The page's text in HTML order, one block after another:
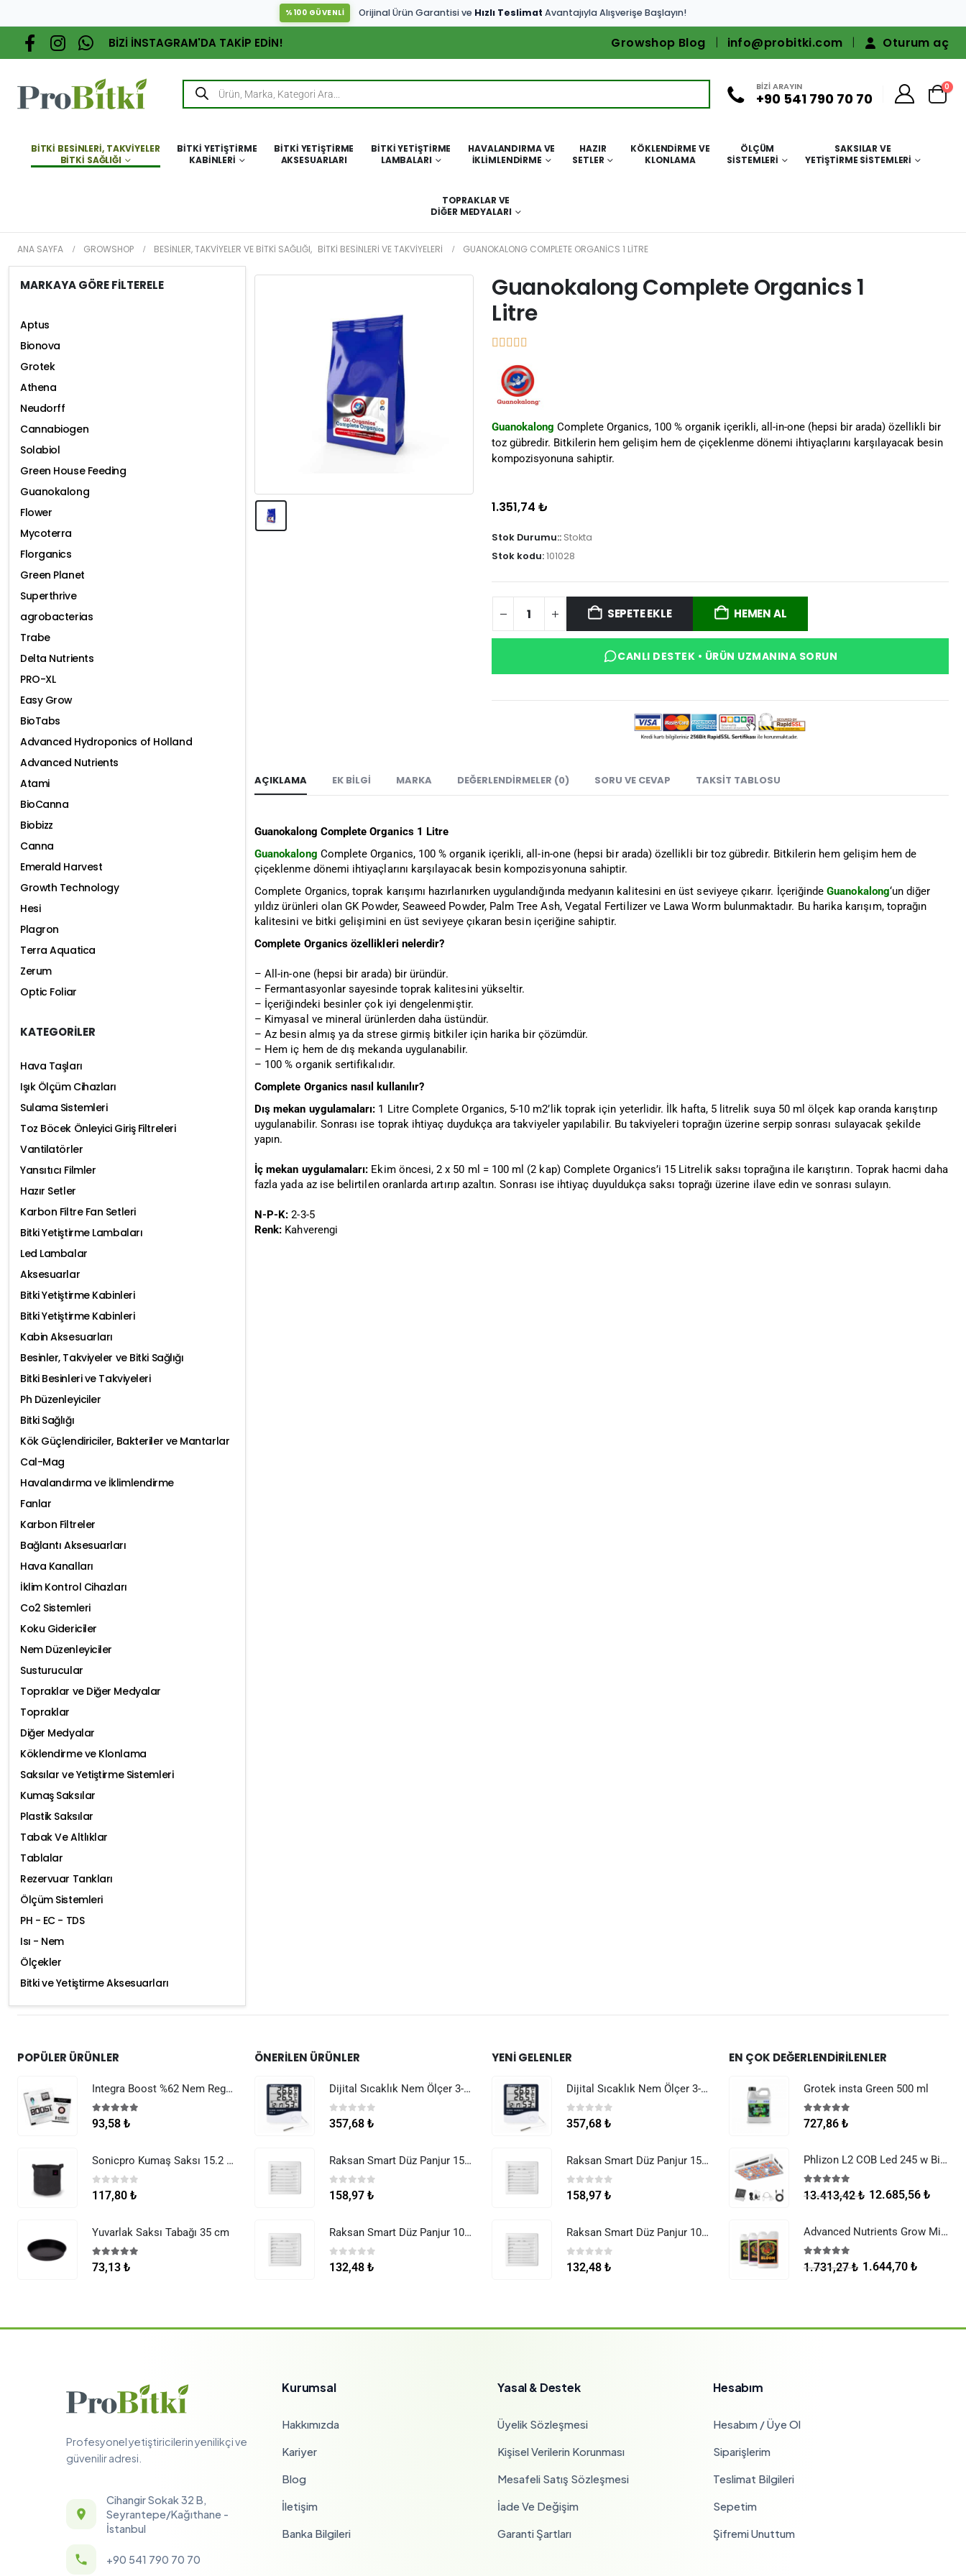
%100 GÜVENLİ Orijinal Ürün Garantisi ve Hızlı Teslimat Avantajıyla Alışverişe Başlayın!
BİZİ İNSTAGRAM'DA TAKİP EDİN! Growshop Blog info@probitki.com Oturum aç
BİZİ ARAYIN
+90 541 790 70 70
0
BITKI BESINLERI, TAKVIYELER
BITKI SAĞLIĞI
BITKI YETIŞTIRME
KABINLERI
BITKI YETIŞTIRME
AKSESUARLARI
BITKI YETIŞTIRME
LAMBALARI
HAVALANDIRMA VE
İKLIMLENDIRME
HAZIR
SETLER
KÖKLENDIRME VE
KLONLAMA
ÖLÇÜM
SISTEMLERI
SAKSILAR VE
YETIŞTIRME SISTEMLERI
TOPRAKLAR VE
DIĞER MEDYALARI
ANA SAYFA GROWSHOP BESINLER, TAKVIYELER VE BITKI SAĞLIĞI, BITKI BESINLERI VE TAKVIYELERI GUANOKALONG COMPLETE ORGANICS 1 LITRE
Guanokalong Complete Organics 1
Litre
Guanokalong Complete Organics, 100 % organik içerikli, all-in-one (hepsi bir arada) özellikli bir
toz gübredir. Bitkilerin hem gelişim hem de çiçeklenme dönemi ihtiyaçlarını karşılayacak besin
kompozisyonuna sahiptir.
1.351,74 ₺
Stok Durumu:: Stokta
Stok kodu:101028
SEPETE EKLE HEMEN AL
CANLI DESTEK • ÜRÜN UZMANINA SORUN
AÇIKLAMA EK BILGI MARKA DEĞERLENDIRMELER (0) SORU VE CEVAP TAKSIT TABLOSU
Guanokalong Complete Organics 1 Litre
Guanokalong Complete Organics, 100 % organik içerikli, all-in-one (hepsi bir arada) özellikli bir toz gübredir. Bitkilerin hem gelişim hem de
çiçeklenme dönemi ihtiyaçlarını karşılayacak besin kompozisyonuna sahiptir.
Complete Organics, toprak karışımı hazırlanırken uygulandığında medyanın kalitesini en üst seviyeye çıkarır. İçeriğindeGuanokalong‘un diğer
yıldız ürünleri olan GK Powder, Seaweed Powder, Palm Tree Ash, Vegatal Fertilizer ve Lawa Worm bulunmaktadır. Bu harika karışım, toprağın
kalitesini ve bitki gelişimini en üst seviyeye çıkaran besin içeriğine sahiptir.
Complete Organics özellikleri nelerdir?
– All-in-one (hepsi bir arada) bir üründür.
– Fermantasyonlar sayesinde toprak kalitesini yükseltir.
– İçeriğindeki besinler çok iyi dengelenmiştir.
– Kimyasal ve mineral ürünlerden daha üstündür.
– Az besin almış ya da strese girmiş bitkiler için harika bir çözümdür.
– Hem iç hem de dış mekanda uygulanabilir.
– 100 % organik sertifikalıdır.
Complete Organics nasıl kullanılır?
Dış mekan uygulamaları: 1 Litre Complete Organics, 5-10 m2’lik toprak için yeterlidir. İlk hafta, 5 litrelik suya 50 ml ölçek kap oranda karıştırıp
uygulanabilir. Sonrası ise toprak ihtiyaç duydukça ara takviyeler yapılabilir. Bu takviyeleri toprağın üzerine serpip sonrası sulayacak şekilde
yapın.
İç mekan uygulamaları: Ekim öncesi, 2 x 50 ml = 100 ml (2 kap) Complete Organics’i 15 Litrelik saksı toprağına ile karıştırın. Toprak hacmi daha
fazla yada az ise belirtilen oranlarda artırıp azaltın. Sonrası ise ihtiyaç duyuldukça saksı toprağı üzerine ilave edin ve sonrası sulayın.
N-P-K: 2-3-5
Renk: Kahverengi
MARKAYA GÖRE FİLTERELE
Aptus
Bionova
Grotek
Athena
Neudorff
Cannabiogen
Solabiol
Green House Feeding
Guanokalong
Flower
Mycoterra
Florganics
Green Planet
Superthrive
agrobacterias
Trabe
Delta Nutrients
PRO-XL
Easy Grow
BioTabs
Advanced Hydroponics of Holland
Advanced Nutrients
Atami
BioCanna
Biobizz
Canna
Emerald Harvest
Growth Technology
Hesi
Plagron
Terra Aquatica
Zerum
Optic Foliar
KATEGORİLER
Hava Taşları
Işık Ölçüm Cihazları
Sulama Sistemleri
Toz Böcek Önleyici Giriş Filtreleri
Vantilatörler
Yansıtıcı Filmler
Hazır Setler
Karbon Filtre Fan Setleri
Bitki Yetiştirme Lambaları
Led Lambalar
Aksesuarlar
Bitki Yetiştirme Kabinleri
Bitki Yetiştirme Kabinleri
Kabin Aksesuarları
Besinler, Takviyeler ve Bitki Sağlığı
Bitki Besinleri ve Takviyeleri
Ph Düzenleyiciler
Bitki Sağlığı
Kök Güçlendiriciler, Bakteriler ve Mantarlar
Cal-Mag
Havalandırma ve İklimlendirme
Fanlar
Karbon Filtreler
Bağlantı Aksesuarları
Hava Kanalları
İklim Kontrol Cihazları
Co2 Sistemleri
Koku Gidericiler
Nem Düzenleyiciler
Susturucular
Topraklar ve Diğer Medyalar
Topraklar
Diğer Medyalar
Köklendirme ve Klonlama
Saksılar ve Yetiştirme Sistemleri
Kumaş Saksılar
Plastik Saksılar
Tabak Ve Altlıklar
Tablalar
Rezervuar Tankları
Ölçüm Sistemleri
PH - EC - TDS
Isı - Nem
Ölçekler
Bitki ve Yetiştirme Aksesuarları
POPÜLER ÜRÜNLER
Integra Boost %62 Nem Regülatörü 8 g
5.005 üzerinden
93,58 ₺
Sonicpro Kumaş Saksı 15.2 Litre (4 Galon)
0 5 üzerinden
117,80 ₺
Yuvarlak Saksı Tabağı 35 cm
5.00 5 üzerinden
73,13 ₺
ÖNERILEN ÜRÜNLER
Dijital Sıcaklık Nem Ölçer 3-1 Sensör Kablolu
05 üzerinden
357,68 ₺
Raksan Smart Düz Panjur 150 mm Sinek Telli
0 5 üzerinden
158,97 ₺
Raksan Smart Düz Panjur 100 mm Sinek Telli
0 5 üzerinden
132,48 ₺
YENI GELENLER
Dijital Sıcaklık Nem Ölçer 3-1 Sensör Kablolu
05 üzerinden
357,68 ₺
Raksan Smart Düz Panjur 150 mm Sinek Telli
0 5 üzerinden
158,97 ₺
Raksan Smart Düz Panjur 100 mm Sinek Telli
0 5 üzerinden
132,48 ₺
EN ÇOK DEĞERLENDIRILENLER
Grotek insta Green 500 ml
5.00 5 üzerinden
727,86 ₺
Phlizon L2 COB Led 245 w Bitki Yetiştirme Lambası
5.00 5 üzerinden
13.413,42₺ 12.685,56 ₺
Advanced Nutrients Grow Micro Bloom 500 ml Set
5.00 5 üzerinden
1.731,27₺ 1.644,70 ₺
Profesyonel yetiştiricilerin yenilikçi ve
güvenilir adresi.
Cihangir Sokak 32 B,
Seyrantepe/Kağıthane -
İstanbul
+90 541 790 70 70
Kurumsal
Hakkımızda
Kariyer
Blog
İletişim
Banka Bilgileri
Yasal & Destek
Üyelik Sözleşmesi
Kişisel Verilerin Korunması
Mesafeli Satış Sözleşmesi
İade Ve Değişim
Garanti Şartları
Hesabım
Hesabım / Üye Ol
Siparişlerim
Teslimat Bilgileri
Sepetim
Şifremi Unuttum